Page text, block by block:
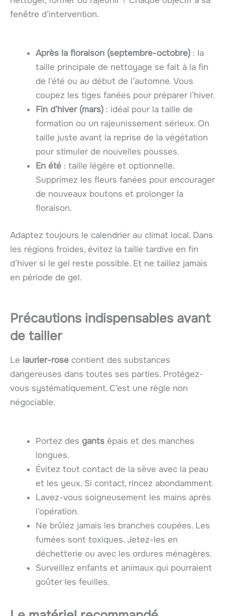
fenêtre d’intervention.
Après la floraison (septembre-octobre) : la
taille principale de nettoyage se fait à la fin
de l’été ou au début de l’automne. Vous
coupez les tiges fanées pour préparer l’hiver.
Fin d’hiver (mars) : idéal pour la taille de
formation ou un rajeunissement sérieux. On
taille juste avant la reprise de la végétation
pour stimuler de nouvelles pousses.
En été : taille légère et optionnelle.
Supprimez les fleurs fanées pour encourager
de nouveaux boutons et prolonger la
floraison.
Adaptez toujours le calendrier au climat local. Dans
les régions froides, évitez la taille tardive en fin
d’hiver si le gel reste possible. Et ne taillez jamais
en période de gel.
Précautions indispensables avant
de tailler
Le laurier-rose contient des substances
dangereuses dans toutes ses parties. Protégez-
vous systématiquement. C’est une règle non
négociable.
Portez des gants épais et des manches
longues.
Évitez tout contact de la sève avec la peau
et les yeux. Si contact, rincez abondamment.
Lavez-vous soigneusement les mains après
l’opération.
Ne brûlez jamais les branches coupées. Les
fumées sont toxiques. Jetez-les en
déchetterie ou avec les ordures ménagères.
Surveillez enfants et animaux qui pourraient
goûter les feuilles.